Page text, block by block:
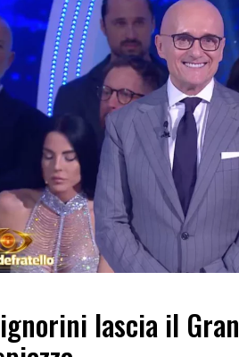
lascia il